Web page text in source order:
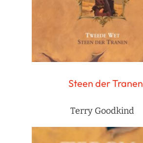
Steen der Tranen
Terry Goodkind